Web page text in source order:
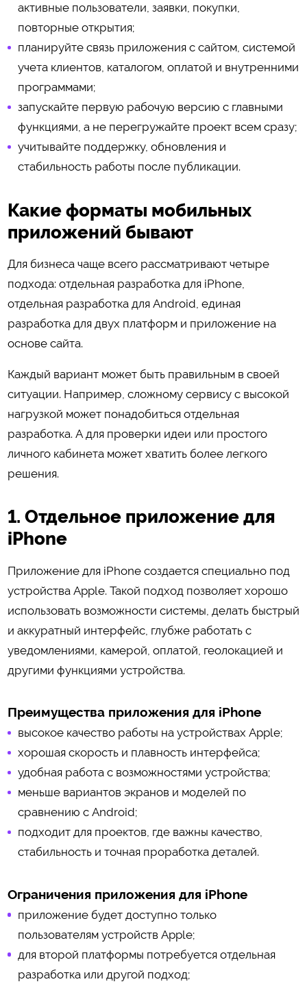
активные пользователи, заявки, покупки,
повторные открытия;
планируйте связь приложения с сайтом, системой
учета клиентов, каталогом, оплатой и внутренними
программами;
запускайте первую рабочую версию с главными
функциями, а не перегружайте проект всем сразу;
учитывайте поддержку, обновления и
стабильность работы после публикации.
Какие форматы мобильных
приложений бывают
Для бизнеса чаще всего рассматривают четыре
подхода: отдельная разработка для iPhone,
отдельная разработка для Android, единая
разработка для двух платформ и приложение на
основе сайта.
Каждый вариант может быть правильным в своей
ситуации. Например, сложному сервису с высокой
нагрузкой может понадобиться отдельная
разработка. А для проверки идеи или простого
личного кабинета может хватить более легкого
решения.
1. Отдельное приложение для
iPhone
Приложение для iPhone создается специально под
устройства Apple. Такой подход позволяет хорошо
использовать возможности системы, делать быстрый
и аккуратный интерфейс, глубже работать с
уведомлениями, камерой, оплатой, геолокацией и
другими функциями устройства.
Преимущества приложения для iPhone
высокое качество работы на устройствах Apple;
хорошая скорость и плавность интерфейса;
удобная работа с возможностями устройства;
меньше вариантов экранов и моделей по
сравнению с Android;
подходит для проектов, где важны качество,
стабильность и точная проработка деталей.
Ограничения приложения для iPhone
приложение будет доступно только
пользователям устройств Apple;
для второй платформы потребуется отдельная
разработка или другой подход;